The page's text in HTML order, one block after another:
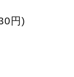
円)